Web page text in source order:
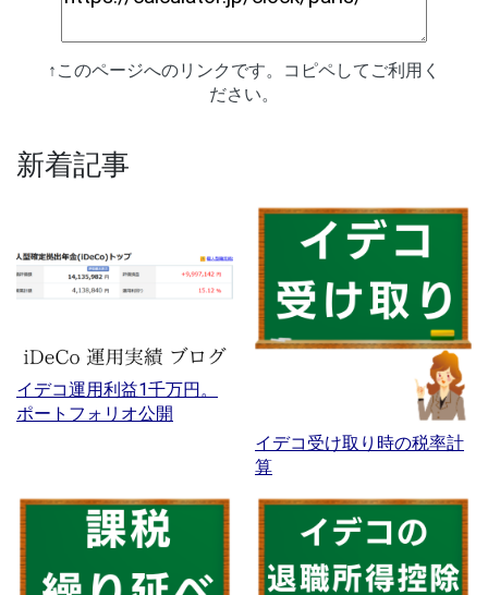
↑このページへのリンクです。コピペしてご利用く
ださい。
新着記事
イデコ運用利益1千万円。
ポートフォリオ公開
イデコ受け取り時の税率計
算